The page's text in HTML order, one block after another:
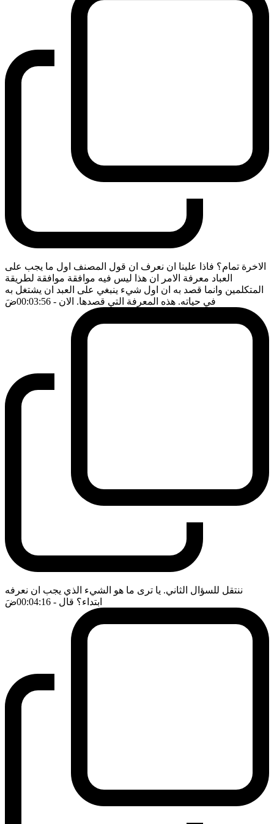
الاخرة تمام؟ فاذا علينا ان نعرف ان قول المصنف اول ما يجب على
العباد معرفة الامر ان هذا ليس فيه موافقة موافقة لطريقة
المتكلمين وانما قصد به ان اول شيء ينبغي على العبد ان يشتغل به
في حياته. هذه المعرفة التي قصدها. الان - 00:03:56 ضَ
ننتقل للسؤال الثاني. يا ترى ما هو الشيء الذي يجب ان نعرفه
ابتداء؟ قال - 00:04:16 ضَ